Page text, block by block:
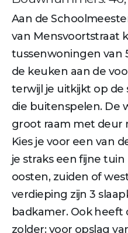
Aan de
van Mensvoortstraat
tussenwoningen van
de keuken aan de
terwijl je uitkijkt op de
die buitenspelen. De
groot raam met deur
Kies je voor een van
je straks een fijne
oosten, zuiden of
verdieping zijn 3
badkamer. Ook
zolder: voor opslag